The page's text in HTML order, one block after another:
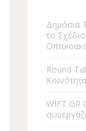
Δημόσια
το
Round
WIFT GR